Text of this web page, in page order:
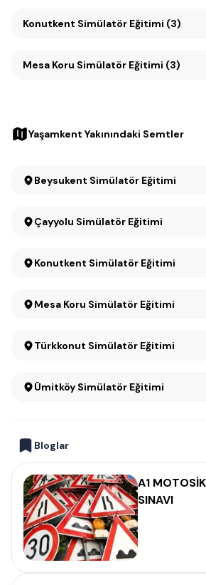
Konutkent Simülatör Eğitimi (3)
Mesa Koru Simülatör Eğitimi (3)
Yaşamkent Yakınındaki Semtler
Beysukent Simülatör Eğitimi
Çayyolu Simülatör Eğitimi
Konutkent Simülatör Eğitimi
Mesa Koru Simülatör Eğitimi
Türkkonut Simülatör Eğitimi
Ümitköy Simülatör Eğitimi
Bloglar
A1
SINAVI